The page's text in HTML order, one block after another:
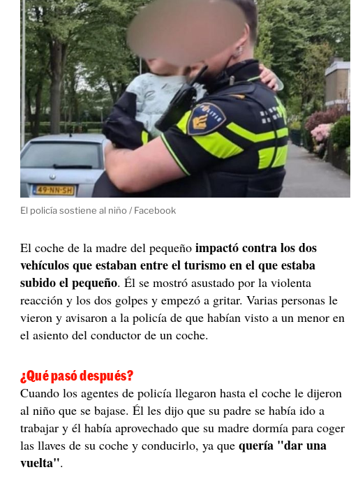
El policía sostiene al niño / Facebook
El coche de la madre del pequeñoimpactó contra los dos
vehículos que estaban entre el turismo en el que estaba
subido el pequeño. Él se mostró asustado por la violenta
reacción y los dos golpes y empezó a gritar. Varias personas le
vieron y avisaron a la policía de que habían visto a un menor en
el asiento del conductor de un coche.
¿Qué pasó después?
Cuando los agentes de policía llegaron hasta el coche le dijeron
al niño que se bajase. Él les dijo que su padre se había ido a
trabajar y él había aprovechado que su madre dormía para coger
las llaves de su coche y conducirlo, ya quequería "dar una
vuelta".